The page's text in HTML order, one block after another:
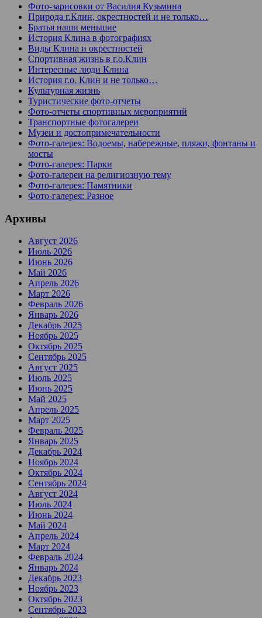
Фото-зарисовки от Василия Кузьмина
Природа г.Клин, окрестностей и не только…
Братья наши меньшие
История Клина в фотографиях
Виды Клина и окрестностей
Спортивная жизнь в г.о.Клин
Интересные люди Клина
История г.о. Клин и не только…
Культурная жизнь
Туристические фото-отчеты
Фото-отчеты спортивных мероприятий
Транспортные фотогалереи
Музеи и достопримечательности
Фото-галерея: Водоемы, набережные, пляжи, фонтаны и
мосты
Фото-галерея: Парки
Фото-галереи на религиозную тему
Фото-галерея: Памятники
Фото-галерея: Разное
Архивы
Август 2026
Июль 2026
Июнь 2026
Май 2026
Апрель 2026
Март 2026
Февраль 2026
Январь 2026
Декабрь 2025
Ноябрь 2025
Октябрь 2025
Сентябрь 2025
Август 2025
Июль 2025
Июнь 2025
Май 2025
Апрель 2025
Март 2025
Февраль 2025
Январь 2025
Декабрь 2024
Ноябрь 2024
Октябрь 2024
Сентябрь 2024
Август 2024
Июль 2024
Июнь 2024
Май 2024
Апрель 2024
Март 2024
Февраль 2024
Январь 2024
Декабрь 2023
Ноябрь 2023
Октябрь 2023
Сентябрь 2023